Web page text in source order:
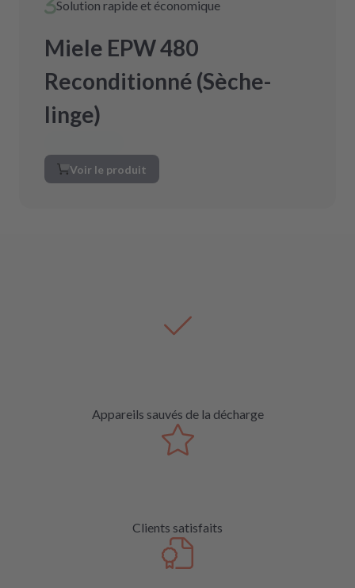
Solution rapide et économique
Miele EPW 480
Reconditionné (Sèche-
linge)
Voir le produit
Appareils sauvés de la décharge
Clients satisfaits